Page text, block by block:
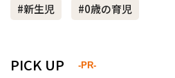
#新生児
#0歳の育児
PICK UP -PR-